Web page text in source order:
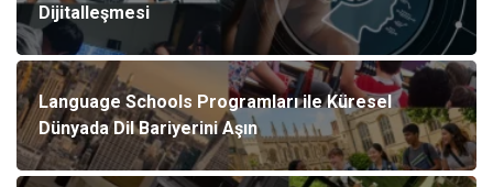
Dijitalleşmesi
Language Schools Programları ile Küresel
Dünyada Dil Bariyerini Aşın